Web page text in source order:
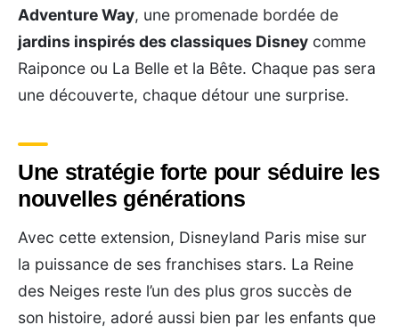
Adventure Way, une promenade bordée de
jardins inspirés des classiques Disney comme
Raiponce ou La Belle et la Bête. Chaque pas sera
une découverte, chaque détour une surprise.
Une stratégie forte pour séduire les
nouvelles générations
Avec cette extension, Disneyland Paris mise sur
la puissance de ses franchises stars. La Reine
des Neiges reste l’un des plus gros succès de
son histoire, adoré aussi bien par les enfants que